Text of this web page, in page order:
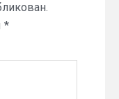
*